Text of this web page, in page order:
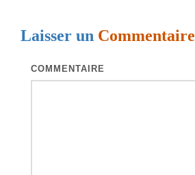
a
Laisser un Commentaire
COMMENTAIRE